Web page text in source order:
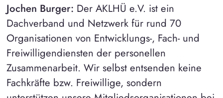
Jochen Burger: Der AKLHÜ e.V. ist ein
Dachverband und Netzwerk für rund 70
Organisationen von Entwicklungs-, Fach- und
Freiwilligendiensten der personellen
Zusammenarbeit. Wir selbst entsenden keine
Fachkräfte bzw. Freiwillige, sondern